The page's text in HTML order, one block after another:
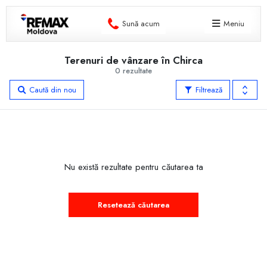
Sună acum Meniu
0 rezultate
Terenuri de vânzare în Chirca
Filtrează
Caută din nou
Nu există rezultate pentru căutarea ta
Resetează căutarea